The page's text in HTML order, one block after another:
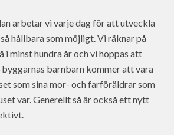
arbetar vi varje dag för att utveckla
hållbara som möjligt. Vi räknar på
i minst hundra år och vi hoppas att
barnbarn kommer att vara
som sina mor- och farföräldrar som
var. Generellt så är också ett nytt